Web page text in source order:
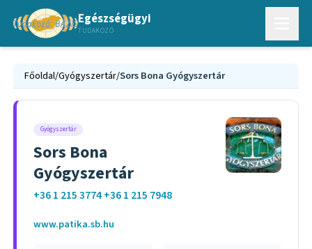
Egészségügyi
TUDAKOZÓ
Főoldal/Gyógyszertár/Sors Bona Gyógyszertár
Gyógyszertár
Sors Bona
Gyógyszertár
+36 1 215 3774 +36 1 215 7948
www.patika.sb.hu